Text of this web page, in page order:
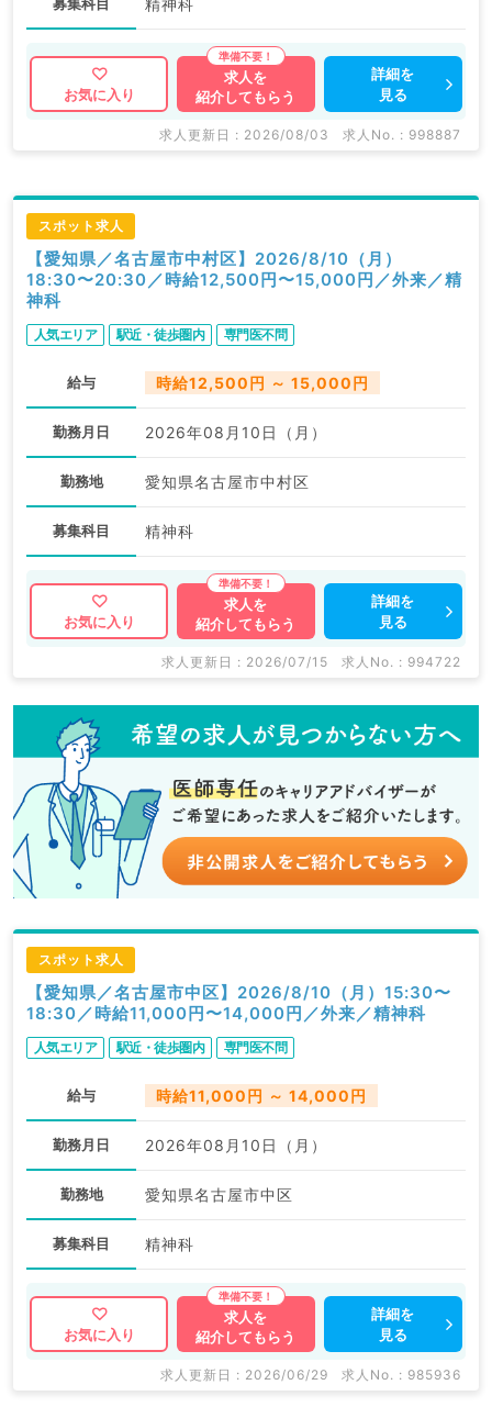
精神科
お気に入り
求人を
紹介してもらう
詳細を
見る
求人更新日 : 2026/08/03 求人No. : 998887
スポット求人
【愛知県／名古屋市中村区】2026/8/10（月）
18:30〜20:30／時給12,500円〜15,000円／外来／精
神科
人気エリア 駅近・徒歩圏内 専門医不問
給与 時給12,500円 ～ 15,000円
勤務月日 2026年08月10日（月）
勤務地 愛知県名古屋市中村区
募集科目 精神科
お気に入り
求人を
紹介してもらう
詳細を
見る
求人更新日 : 2026/07/15 求人No. : 994722
スポット求人
【愛知県／名古屋市中区】2026/8/10（月）15:30〜
18:30／時給11,000円〜14,000円／外来／精神科
人気エリア 駅近・徒歩圏内 専門医不問
給与 時給11,000円 ～ 14,000円
勤務月日 2026年08月10日（月）
勤務地 愛知県名古屋市中区
募集科目 精神科
お気に入り
求人を
紹介してもらう
詳細を
見る
求人更新日 : 2026/06/29 求人No. : 985936